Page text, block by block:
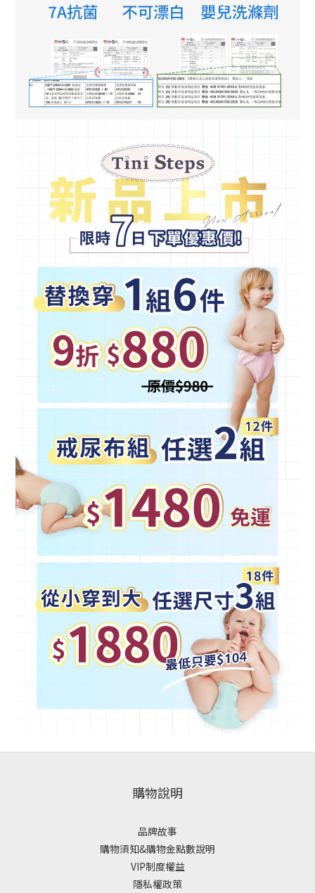
購物說明
品牌故事
購物須知&購物金點數說明
VIP制度權益
隱私權政策